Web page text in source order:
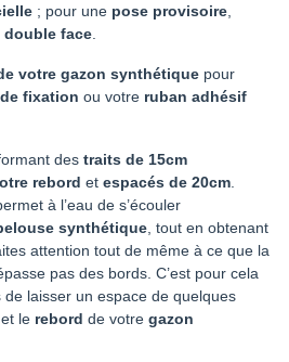
; pour une pose provisoire
face
votre gazon synthétique pour
fixation ou votre ruban adhésif
des traits de 15cm
rebord et espacés de 20cm
à l’eau de s’écouler
synthétique , tout en obtenant
attention tout de même à ce que la
pas des bords. C’est pour cela
laisser un espace de quelques
et le rebord de votre gazon